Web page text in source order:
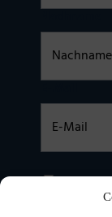
genommen. Ich